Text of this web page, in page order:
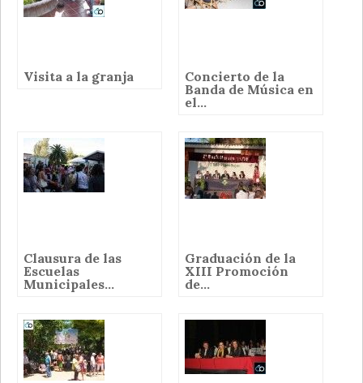
Visita a la granja
Concierto de la
Banda de Música en
el...
Clausura de las
Escuelas
Municipales...
Graduación de la
XIII Promoción
de...